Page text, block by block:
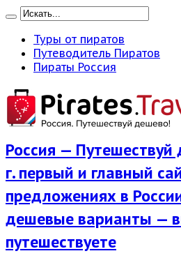
Туры от пиратов
Путеводитель Пиратов
Пираты Россия
Россия —
г. первый и главный
предложениях в
дешевые варианты —
путешествуете